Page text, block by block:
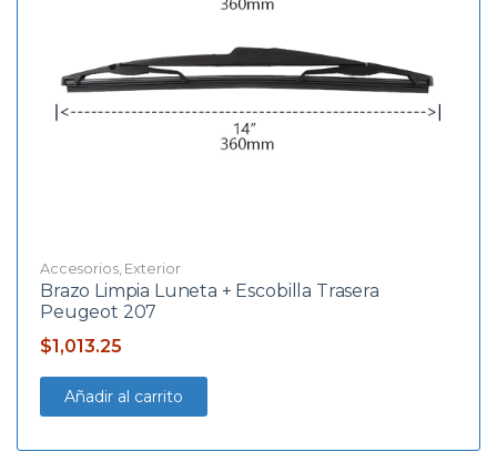
Accesorios, Exterior
Brazo Limpia Luneta + Escobilla Trasera
Peugeot 207
$1,013.25
Añadir al carrito